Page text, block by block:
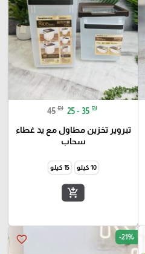
45 ₪ 25 - 35 ₪
تبروير تخزين مطاول مع يد غطاء
سحاب
10 كيلو 15 كيلو
add_shopping_cart
favorite_border -21%